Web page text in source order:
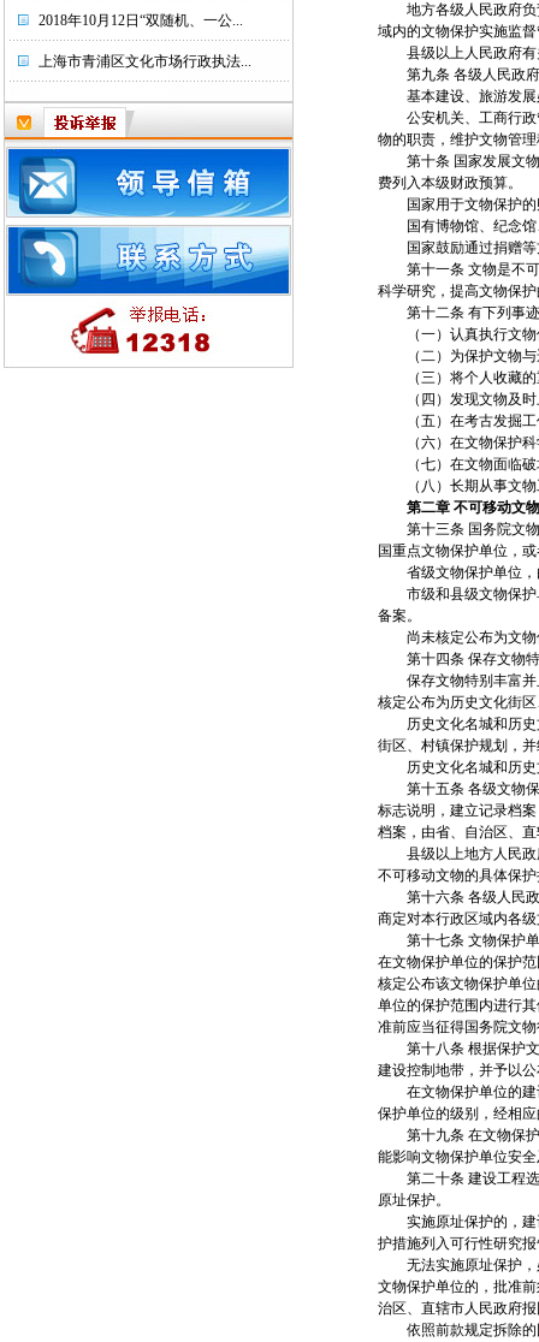
2018年10月12日“双随机、一公...
上海市青浦区文化市场行政执法...
地方各级人民政府负
域内的文物保护实施监
县级以上人民政府有
第九条 各级人民政府
基本建设、旅游发展
公安机关、工商行政
物的职责，维护文物管
第十条 国家发展文物
费列入本级财政预算。
国家用于文物保护的
国有博物馆、纪念馆
国家鼓励通过捐赠等
第十一条 文物是不可
科学研究，提高文物保
第十二条 有下列事迹
（一）认真执行文物
（二）为保护文物与
（三）将个人收藏的
（四）发现文物及时
（五）在考古发掘工
（六）在文物保护科
（七）在文物面临破
（八）长期从事文物
第二章 不可移动文物
第十三条 国务院文物
国重点文物保护单位，
省级文物保护单位，
市级和县级文物保护
备案。
尚未核定公布为文物
第十四条 保存文物特
保存文物特别丰富并
核定公布为历史文化街
历史文化名城和历史
街区、村镇保护规划，
历史文化名城和历史
第十五条 各级文物保
标志说明，建立记录档
档案，由省、自治区、
县级以上地方人民政
不可移动文物的具体保
第十六条 各级人民政
商定对本行政区域内各
第十七条 文物保护单
在文物保护单位的保护
核定公布该文物保护单
单位的保护范围内进行
准前应当征得国务院文
第十八条 根据保护文
建设控制地带，并予以公
在文物保护单位的建
保护单位的级别，经相
第十九条 在文物保护
能影响文物保护单位安
第二十条 建设工程选
原址保护。
实施原址保护的，建
护措施列入可行性研究
无法实施原址保护，
文物保护单位的，批准
治区、直辖市人民政府
依照前款规定拆除的